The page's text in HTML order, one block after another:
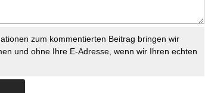
zum kommentierten Beitrag bringen wir
und ohne Ihre E-Adresse, wenn wir Ihren echten